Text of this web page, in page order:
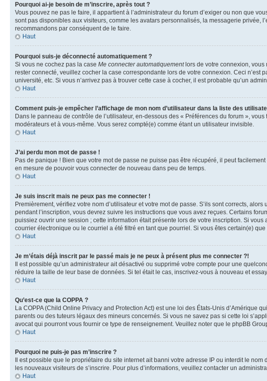
Pourquoi ai-je besoin de m’inscrire, après tout ?
Vous pouvez ne pas le faire, il appartient à l’administrateur du forum d’exiger ou non que
sont pas disponibles aux visiteurs, comme les avatars personnalisés, la messagerie privée,
recommandons par conséquent de le faire.
Haut
Pourquoi suis-je déconnecté automatiquement ?
Si vous ne cochez pas la case Me connecter automatiquementlors de votre connexion, vous
rester connecté, veuillez cocher la case correspondante lors de votre connexion. Ceci
université, etc. Si vous n’arrivez pas à trouver cette case à cocher, il est probable qu’un
Haut
Comment puis-je empêcher l’affichage de mon nom d’utilisateur dans la liste des
Dans le panneau de contrôle de l’utilisateur, en-dessous des « Préférences du forum », vous
modérateurs et à vous-même. Vous serez compté(e) comme étant un utilisateur invisible.
Haut
J’ai perdu mon mot de passe !
Pas de panique ! Bien que votre mot de passe ne puisse pas être récupéré, il peut
en mesure de pouvoir vous connecter de nouveau dans peu de temps.
Haut
Je suis inscrit mais ne peux pas me connecter !
Premièrement, vérifiez votre nom d’utilisateur et votre mot de passe. S’ils sont corrects,
pendant l’inscription, vous devrez suivre les instructions que vous avez reçues. Certains
puissiez ouvrir une session ; cette information était présente lors de votre inscription. Si
courrier électronique ou le courriel a été filtré en tant que pourriel. Si vous êtes certain(e)
Haut
Je m’étais déjà inscrit par le passé mais je ne peux à présent plus me connecter ?!
Il est possible qu’un administrateur ait désactivé ou supprimé votre compte pour une
réduire la taille de leur base de données. Si tel était le cas, inscrivez-vous à nouveau et
Haut
Qu’est-ce que la COPPA ?
La COPPA (Child Online Privacy and Protection Act) est une loi des États-Unis
parents ou des tuteurs légaux des mineurs concernés. Si vous ne savez pas si cette loi
avocat qui pourront vous fournir ce type de renseignement. Veuillez noter que le phpBB
Haut
Pourquoi ne puis-je pas m’inscrire ?
Il est possible que le propriétaire du site internet ait banni votre adresse IP ou interdit le
les nouveaux visiteurs de s’inscrire. Pour plus d’informations, veuillez contacter un
Haut